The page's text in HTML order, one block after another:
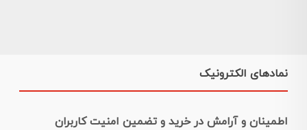
نمادهای الکترونیک
اطمینان و آرامش در خرید و تضمین امنیت کاربران